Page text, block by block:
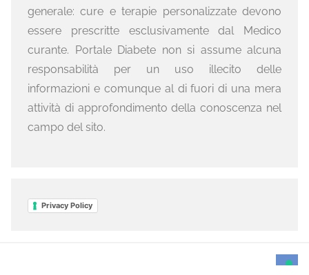
generale: cure e terapie personalizzate devono
essere prescritte esclusivamente dal Medico
curante. Portale Diabete non si assume alcuna
responsabilità per un uso illecito delle
informazioni e comunque al di fuori di una mera
attività di approfondimento della conoscenza nel
campo del sito.
Privacy Policy